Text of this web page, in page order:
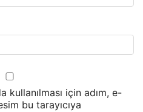
kullanılması için adım, e-
bu tarayıcıya